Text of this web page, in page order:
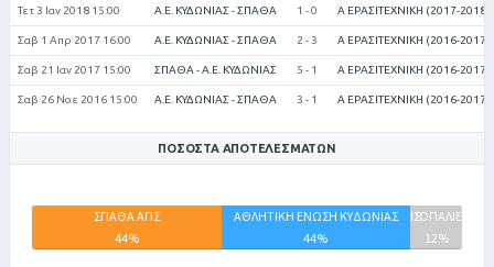
Τετ 3 Ιαν 2018 15:00 Α.Ε. ΚΥΔΩΝΙΑΣ - ΣΠΑΘΑ 1 - 0 Α ΕΡΑΣΙΤΕΧΝΙΚΗ (2017-2018)
Σαβ 1 Απρ 2017 16:00 Α.Ε. ΚΥΔΩΝΙΑΣ - ΣΠΑΘΑ 2 - 3 Α ΕΡΑΣΙΤΕΧΝΙΚΗ (2016-2017)
Σαβ 21 Ιαν 2017 15:00 ΣΠΑΘΑ - Α.Ε. ΚΥΔΩΝΙΑΣ 5 - 1 Α ΕΡΑΣΙΤΕΧΝΙΚΗ (2016-2017)
Σαβ 26 Νοε 2016 15:00 Α.Ε. ΚΥΔΩΝΙΑΣ - ΣΠΑΘΑ 3 - 1 Α ΕΡΑΣΙΤΕΧΝΙΚΗ (2016-2017)
ΠΟΣΟΣΤΆ ΑΠΟΤΕΛΕΣΜΆΤΩΝ
ΣΠΑΘΑ ΑΠΣ
44%
ΑΘΛΗΤΙΚΗ ΕΝΩΣΗ ΚΥΔΩΝΙΑΣ
44%
ΙΣΟΠΑΛΙΕΣ
12%